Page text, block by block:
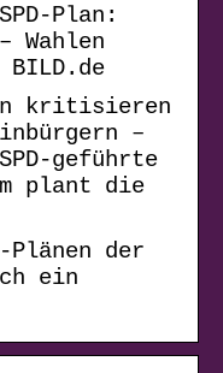
Plan:
Wahlen
kritisieren
–
geführte
plant die
der
ein